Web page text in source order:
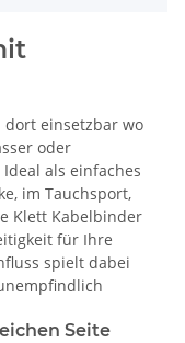
einsetzbar wo
oder
als einfaches
im Tauchsport,
Klett Kabelbinder
für Ihre
spielt dabei
Seite